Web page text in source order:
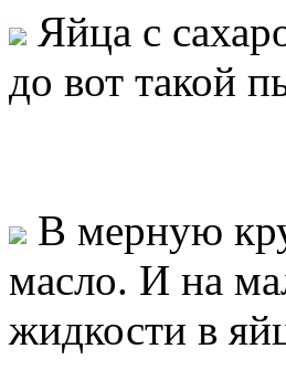
Яйца с
до вот такой
В мерную
масло. И на
жидкости в